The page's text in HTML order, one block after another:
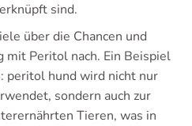
sind.
über die Chancen und
mit Peritol nach. Ein Beispiel
peritol hund wird nicht nur
sondern auch zur
Tieren, was in